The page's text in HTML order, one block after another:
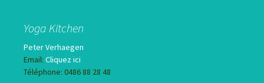
Yoga Kitchen
Peter Verhaegen
Email: Cliquez ici
Téléphone: 0486 88 28 48